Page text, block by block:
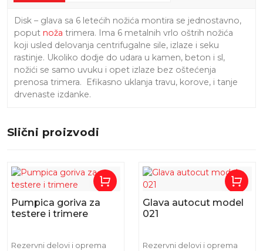
Disk – glava sa 6 letećih nožića montira se jednostavno,
poput noža trimera. Ima 6 metalnih vrlo oštrih nožića
koji usled delovanja centrifugalne sile, izlaze i seku
rastinje. Ukoliko dodje do udara u kamen, beton i sl,
nožići se samo uvuku i opet izlaze bez oštećenja
prenosa trimera. Efikasno uklanja travu, korove, i tanje
drvenaste izdanke.
Slični proizvodi
Pumpica goriva za
testere i trimere
Rezervni delovi i oprema
Glava autocut model
021
Rezervni delovi i oprema